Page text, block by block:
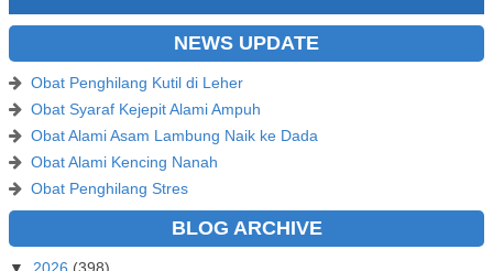
NEWS UPDATE
Obat Penghilang Kutil di Leher
Obat Syaraf Kejepit Alami Ampuh
Obat Alami Asam Lambung Naik ke Dada
Obat Alami Kencing Nanah
Obat Penghilang Stres
BLOG ARCHIVE
▼ 2026 (398)